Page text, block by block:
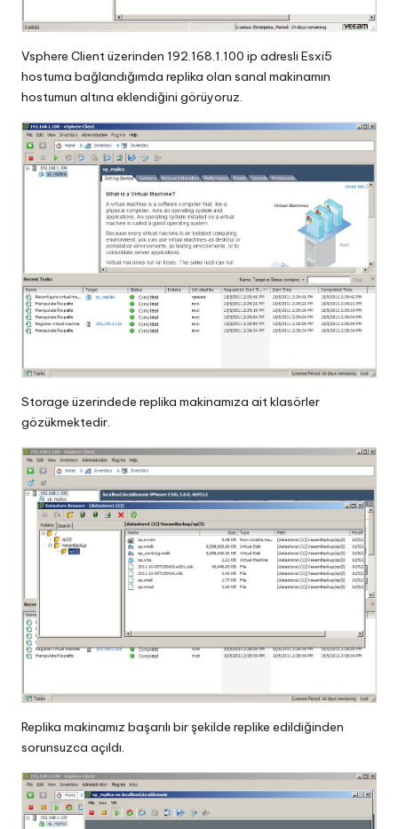
Vsphere Client üzerinden 192.168.1.100 ip adresli Esxi5
hostuma bağlandığımda replika olan sanal makinamın
hostumun altına eklendiğini görüyoruz.
Storage üzerindede replika makinamıza ait klasörler
gözükmektedir.
Replika makinamız başarılı bir şekilde replike edildiğinden
sorunsuzca açıldı.